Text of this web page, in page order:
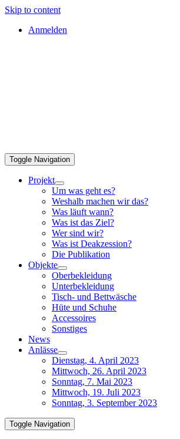
Skip to content
Anmelden
Toggle Navigation
Projekt
Um was geht es?
Weshalb machen wir das?
Was läuft wann?
Was ist das Ziel?
Wer sind wir?
Was ist Deakzession?
Die Publikation
Objekte
Oberbekleidung
Unterbekleidung
Tisch- und Bettwäsche
Hüte und Schuhe
Accessoires
Sonstiges
News
Anlässe
Dienstag, 4. April 2023
Mittwoch, 26. April 2023
Sonntag, 7. Mai 2023
Mittwoch, 19. Juli 2023
Sonntag, 3. September 2023
Toggle Navigation